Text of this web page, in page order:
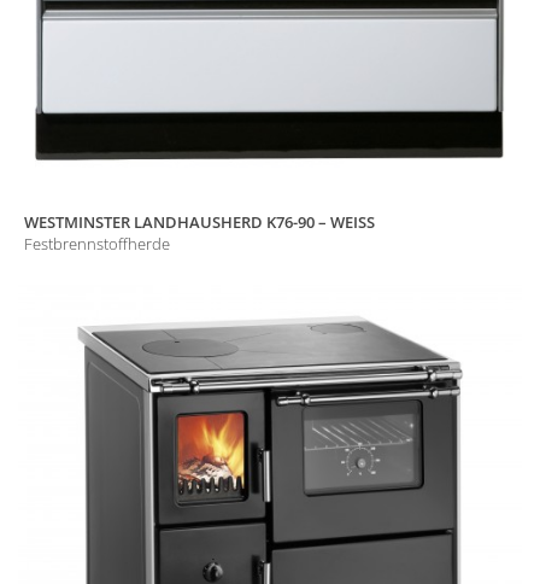
WESTMINSTER LANDHAUSHERD K76-90 – WEISS
Festbrennstoffherde